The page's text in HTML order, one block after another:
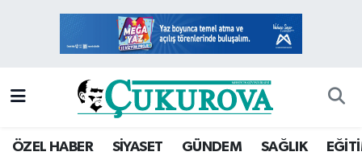
ÖZEL HABER SİYASET GÜNDEM SAĞLIK
Mersin Hava Durumu
Mersin Namaz Vakitleri